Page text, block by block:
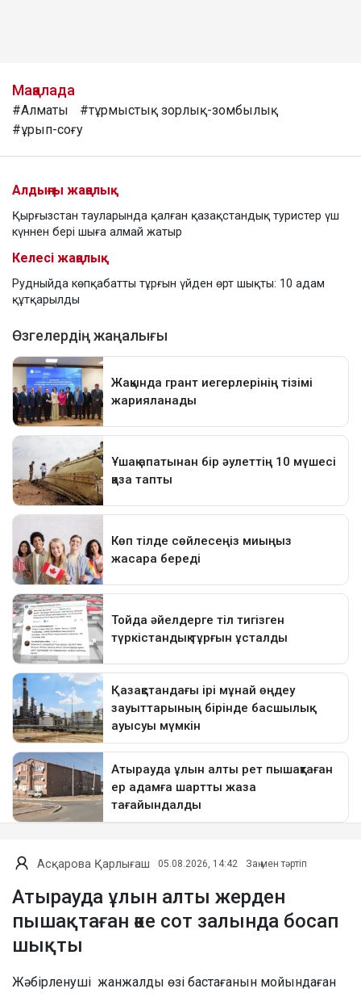
Мақалада
#Алматы
#тұрмыстық зорлық-зомбылық
#ұрып-соғу
Алдыңғы жаңалық
Қырғызстан тауларында қалған қазақстандық туристер үш
күннен бері шыға алмай жатыр
Келесі жаңалық
Рудныйда көпқабатты тұрғын үйден өрт шықты: 10 адам
құтқарылды
Асқарова Қарлығаш 05.08.2026, 14:42 Заң мен тәртіп
Атырауда ұлын алты жерден
пышақтаған әке сот залында босап
шықты
Жәбірленуші жанжалды өзі бастағанын мойындаған